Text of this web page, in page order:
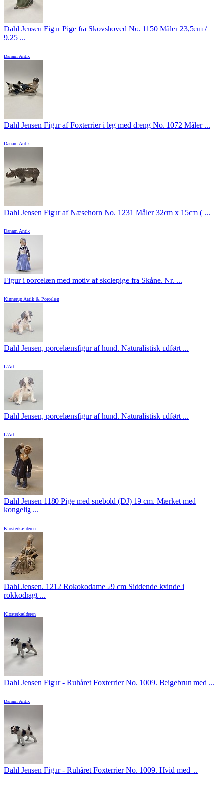
Dahl Jensen Figur Pige fra Skovshoved No. 1150 Måler 23,5cm /
9.25 ...
Danam Antik
Dahl Jensen Figur af Foxterrier i leg med dreng No. 1072 Måler ...
Danam Antik
Dahl Jensen Figur af Næsehorn No. 1231 Måler 32cm x 15cm ( ...
Danam Antik
Figur i porcelæn med motiv af skolepige fra Skåne. Nr. ...
Kinnerup Antik & Porcelæn
Dahl Jensen, porcelænsfigur af hund. Naturalistisk udført ...
L'Art
Dahl Jensen, porcelænsfigur af hund. Naturalistisk udført ...
L'Art
Dahl Jensen 1180 Pige med snebold (DJ) 19 cm. Mærket med
kongelig ...
Klosterkælderen
Dahl Jensen. 1212 Rokokodame 29 cm Siddende kvinde i
rokkodragt ...
Klosterkælderen
Dahl Jensen Figur - Ruhåret Foxterrier No. 1009. Beigebrun med ...
Danam Antik
Dahl Jensen Figur - Ruhåret Foxterrier No. 1009. Hvid med ...